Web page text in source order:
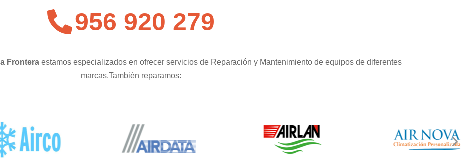
956 920 279
Fronteraestamos especializados en ofrecer servicios de Reparación y Mantenimiento de equipos de diferentes
marcas.También reparamos: